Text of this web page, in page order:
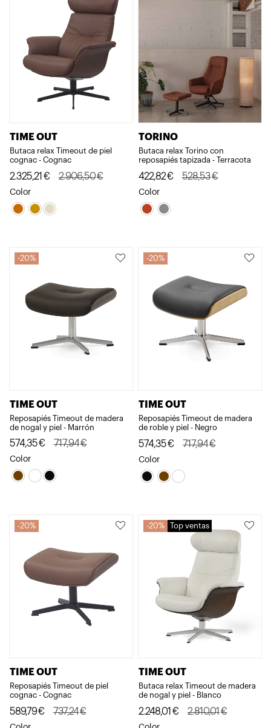
TIME OUT
Butaca relax Timeout de piel
cognac - Cognac
2.906,50€
El
precio
original
2.325,21 €
El
precio
actual
Color
TORINO
Butaca relax Torino con
reposapiés tapizada - Terracota
528,53€
El
precio
original
422,82€
El
precio
actual
Color
20%
TIME OUT
Reposapiés Timeout de madera
de nogal y piel - Marrón
717,94€
El
precio
original
574,35€
El
precio
actual
Color
20%
TIME OUT
Reposapiés Timeout de madera
de roble y piel - Negro
717,94€
El
precio
original
574,35€
El
precio
actual
Color
20%
TIME OUT
Reposapiés Timeout de piel
cognac - Cognac
737,24€
El
589,79€
El
20% Top ventas
TIME OUT
Butaca relax Timeout de madera
de nogal y piel - Blanco
2.810,01€
El
2.248,01 €
El